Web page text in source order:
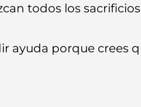
todos los
ayuda porque crees